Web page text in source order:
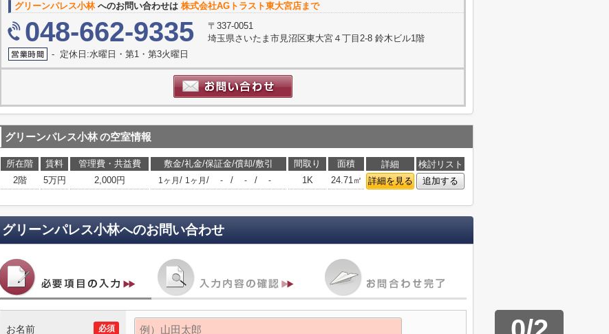
グリーンパレス小林へのお問い合わせは 株式会社AGトラスト東大宮店まで
048-662-9335
〒337-0051
埼玉県さいたま市見沼区東大宮４丁目2-8 鈴木ビル1階
- 定休日:水曜日・第1・第3火曜日
グリーンパレス小林の空室情報
所在階 賃料 管理費・共益費 敷金/礼金/保証金/償却/敷引 間取り 面積 詳細
検討リスト
2階
5万円 2,000円 1ヶ月 / 1ヶ月 / - / - / - 1K 24.71㎡ 詳細を見る 追加する
グリーンパレス小林へのお問い合わせ
必須
お名前